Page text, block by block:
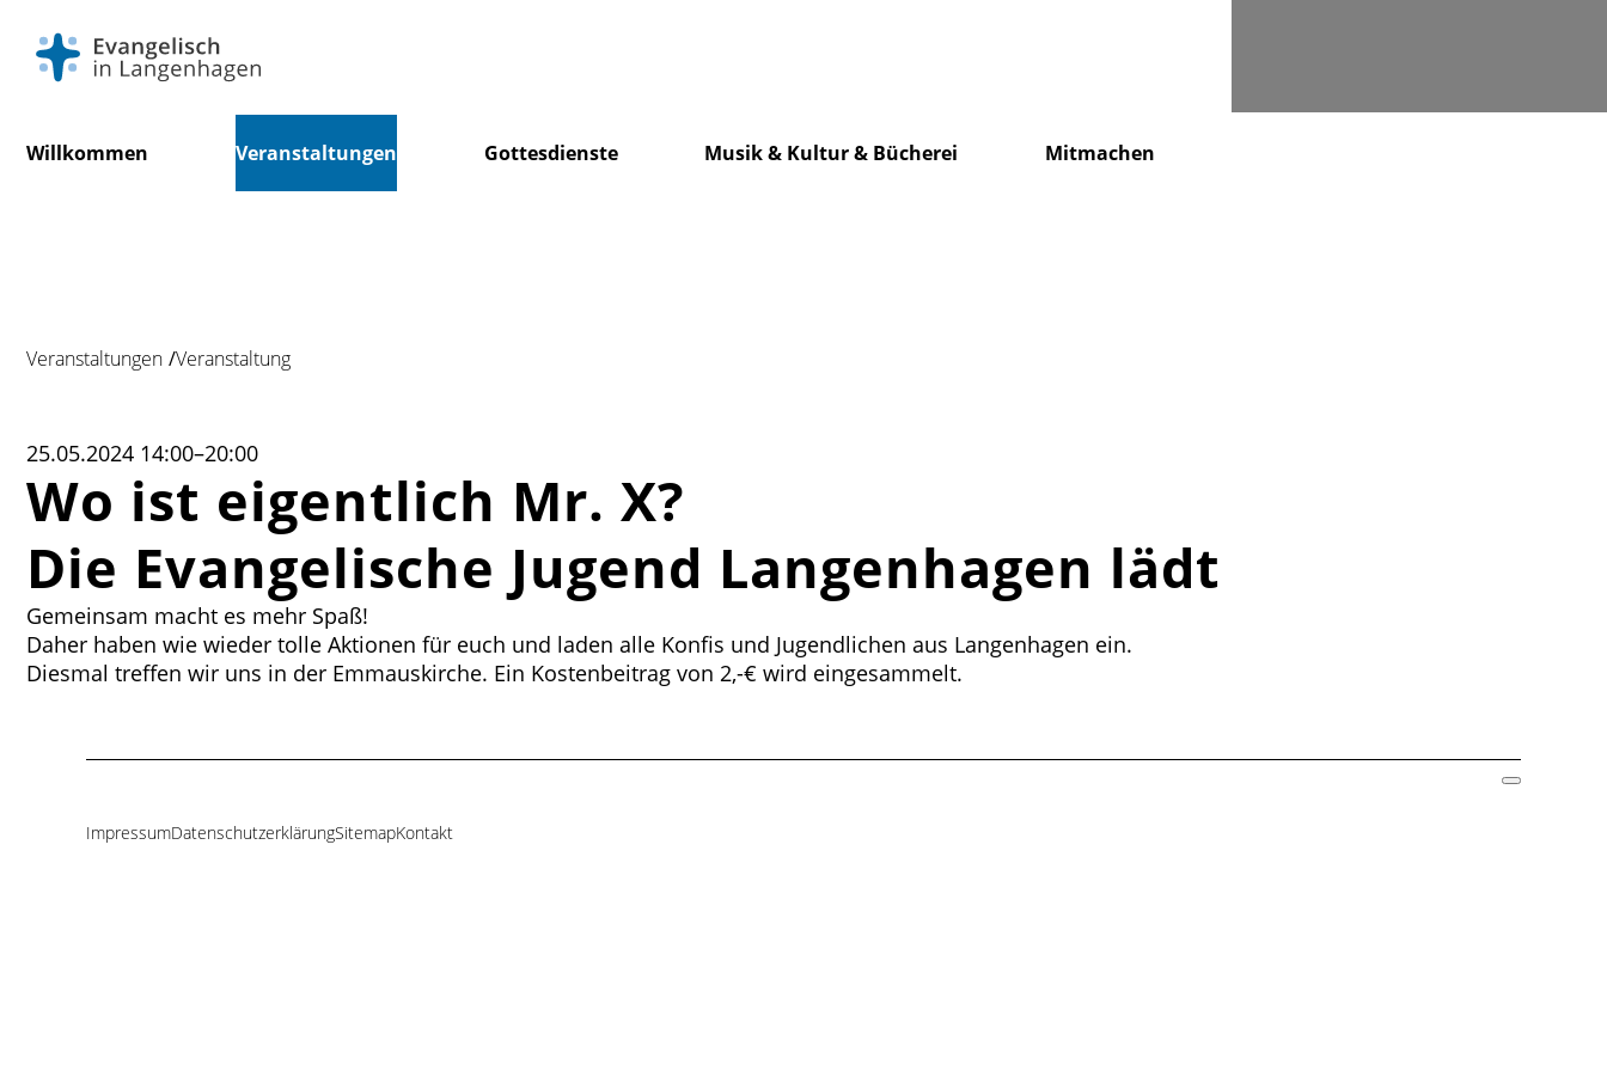
überspringen
Willkommen Veranstaltungen Gottesdienste Musik & Kultur & Bücherei Mitmachen
Veranstaltungen Veranstaltung
25.05.2024 14:00–20:00
Wo ist eigentlich Mr. X?
Die Evangelische Jugend Langenhagen lädt ein!
Gemeinsam macht es mehr Spaß!
Daher haben wie wieder tolle Aktionen für euch und laden alle Konfis und Jugendlichen aus Langenhagen ein.
Diesmal treffen wir uns in der Emmauskirche. Ein Kostenbeitrag von 2,-€ wird eingesammelt.
Navigation
ImpressumDatenschutzerklärungSitemapKontakt